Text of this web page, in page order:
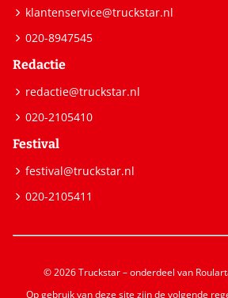
klantenservice@truckstar.nl
020-8947545
Redactie
redactie@truckstar.nl
020-2105410
Festival
festival@truckstar.nl
020-2105411
© 2026 Truckstar – onderdeel van
Op gebruik van deze site zijn de volgende